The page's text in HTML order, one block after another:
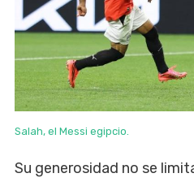
Salah, el Messi egipcio.
Su generosidad no se